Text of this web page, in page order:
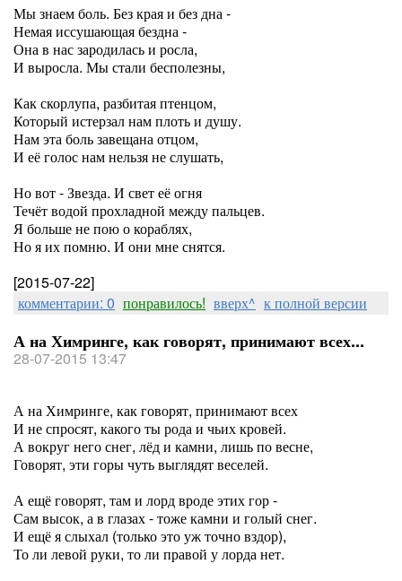
Мы знаем боль. Без края и без дна -
Немая иссушающая бездна -
Она в нас зародилась и росла,
И выросла. Мы стали бесполезны,
Как скорлупа, разбитая птенцом,
Который истерзал нам плоть и душу.
Нам эта боль завещана отцом,
И её голос нам нельзя не слушать,
Но вот - Звезда. И свет её огня
Течёт водой прохладной между пальцев.
Я больше не пою о кораблях,
Но я их помню. И они мне снятся.
[2015-07-22]
комментарии: 0 понравилось! вверх^ к полной версии
А на Химринге, как говорят, принимают всех...
28-07-2015 13:47
А на Химринге, как говорят, принимают всех
И не спросят, какого ты рода и чьих кровей.
А вокруг него снег, лёд и камни, лишь по весне,
Говорят, эти горы чуть выглядят веселей.
А ещё говорят, там и лорд вроде этих гор -
Сам высок, а в глазах - тоже камни и голый снег.
И ещё я слыхал (только это уж точно вздор),
То ли левой руки, то ли правой у лорда нет.